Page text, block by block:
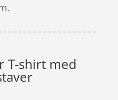
T-shirt med